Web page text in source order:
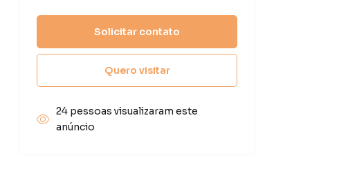
Solicitar contato
Quero visitar
24 pessoas visualizaram este
anúncio